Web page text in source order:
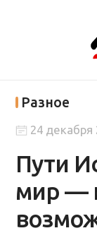
Разное
Пути
мир —
24 декабря